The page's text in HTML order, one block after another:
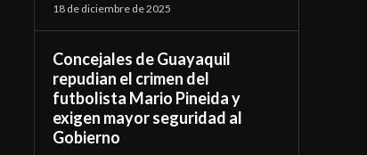
18 de diciembre de 2025
Concejales de Guayaquil
repudian el crimen del
futbolista Mario Pineida y
exigen mayor seguridad al
Gobierno